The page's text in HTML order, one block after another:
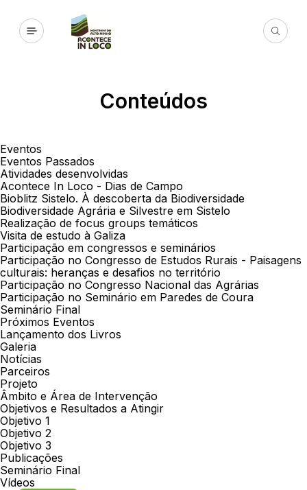
Conteúdos
Eventos
Eventos Passados
Atividades desenvolvidas
Acontece In Loco - Dias de Campo
Bioblitz Sistelo. À descoberta da Biodiversidade
Biodiversidade Agrária e Silvestre em Sistelo
Realização de focus groups temáticos
Visita de estudo à Galiza
Participação em congressos e seminários
Participação no Congresso de Estudos Rurais - Paisagens
culturais: heranças e desafios no território
Participação no Congresso Nacional das Agrárias
Participação no Seminário em Paredes de Coura
Seminário Final
Próximos Eventos
Lançamento dos Livros
Galeria
Notícias
Parceiros
Projeto
Âmbito e Área de Intervenção
Objetivos e Resultados a Atingir
Objetivo 1
Objetivo 2
Objetivo 3
Publicações
Seminário Final
Vídeos